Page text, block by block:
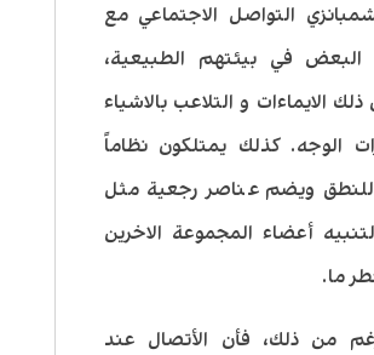
التواصل الاجتماعي مع
في بيئتهم الطبيعية،
الايماءات و التلاعب بالاشياء
الوجه. كذلك يمتلكون نظاماً
للنطق ويضم عناصر رجعية مثل
أعضاء المجموعة الاخرين
ما.
من ذلك، فأن الأتصال عند